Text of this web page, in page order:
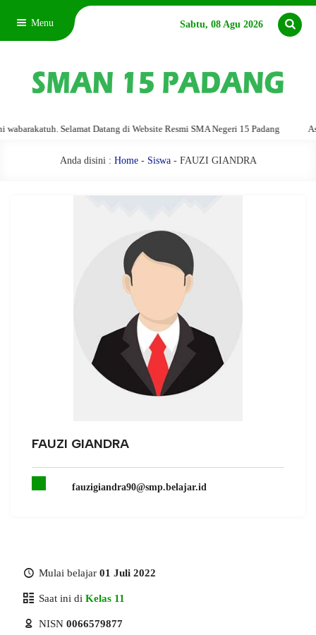
Menu Sabtu, 08 Agu 2026
Selamat Datang di Website Resmi SMA Negeri 15 Padang
Anda disini : Home- Siswa- FAUZI GIANDRA
FAUZI GIANDRA
fauzigiandra90@smp.belajar.id
Mulai belajar 01 Juli 2022
Saat ini di Kelas 11
NISN 0066579877